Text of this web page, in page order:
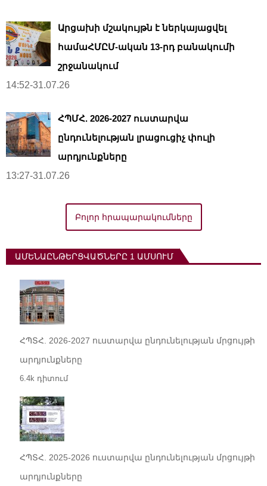
Արցախի մշակույթն է ներկայացվել
համաՀՄԸՄ-ական 13-րդ բանակումի
շրջանակում
14:52-31.07.26
ՀՊՄՀ. 2026-2027 ուստարվա
ընդունելության լրացուցիչ փուլի
արդյունքները
13:27-31.07.26
Բոլոր հրապարակումները
ԱՄԵՆԱԸՆԹԵՐՑՎԱԾՆԵՐԸ 1 ԱՄՍՈՒՄ
ՀՊՏՀ. 2026-2027 ուստարվա ընդունելության մրցույթի
արդյունքները
6.4k դիտում
ՀՊՏՀ. 2025-2026 ուստարվա ընդունելության մրցույթի
արդյունքները